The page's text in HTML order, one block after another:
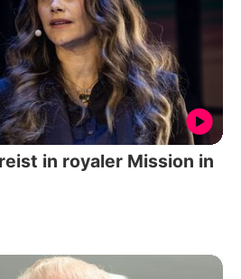
in royaler Mission in